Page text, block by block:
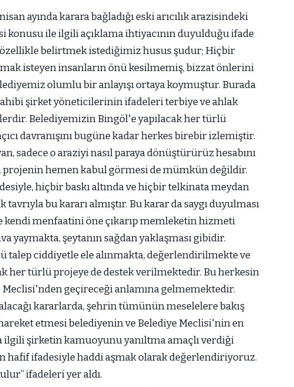
ayında karara bağladığı eski arıcılık arazisindeki
konusu ile ilgili açıklama ihtiyacının duyulduğu ifade
özellikle belirtmek istediğimiz husus şudur; Hiçbir
isteyen insanların önü kesilmemiş, bizzat önlerini
olumlu bir anlayışı ortaya koymuştur. Burada
şirket yöneticilerinin ifadeleri terbiye ve ahlak
Belediyemizin Bingöl'e yapılacak her türlü
davranışını bugüne kadar herkes birebir izlemiştir.
sadece o araziyi nasıl paraya dönüştürürüz hesabını
projenin hemen kabul görmesi de mümkün değildir.
hiçbir baskı altında ve hiçbir telkinata meydan
bu kararı almıştır. Bu karar da saygı duyulması
kendi menfaatini öne çıkarıp memleketin hizmeti
yaymakta, şeytanın sağdan yaklaşması gibidir.
talep ciddiyetle ele alınmakta, değerlendirilmekte ve
her türlü projeye de destek verilmektedir. Bu herkesin
geçireceği anlamına gelmemektedir.
kararlarda, şehrin tümünün meselelere bakış
etmesi belediyenin ve Belediye Meclisi'nin en
şirketin kamuoyunu yanıltma amaçlı verdiği
hafif ifadesiyle haddi aşmak olarak değerlendiriyoruz.
ifadeleri yer aldı.